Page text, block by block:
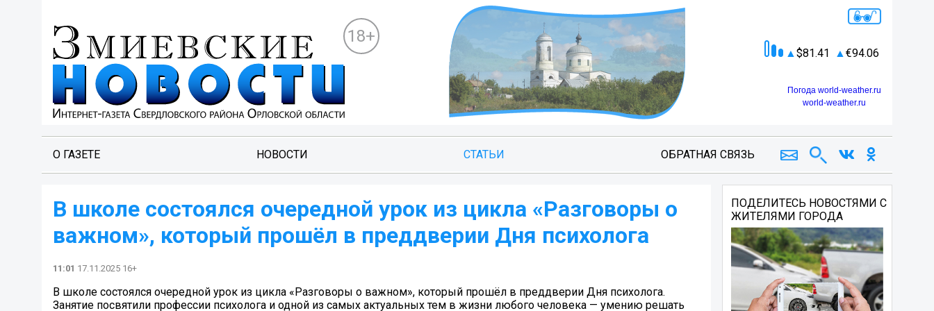
18+
81.41 94.06
Погода world-weather.ru
world-weather.ru
О ГАЗЕТЕ НОВОСТИ СТАТЬИ ОБРАТНАЯ СВЯЗЬ
В школе состоялся очередной урок из цикла «Разговоры о
важном», который прошёл в преддверии Дня психолога
11:01 17.11.2025 16+
В школе состоялся очередной урок из цикла «Разговоры о важном», который прошёл в преддверии Дня психолога.
Занятие посвятили профессии психолога и одной из самых актуальных тем в жизни любого человека — умению решать
ПОДЕЛИТЕСЬ НОВОСТЯМИ С
ЖИТЕЛЯМИ ГОРОДА